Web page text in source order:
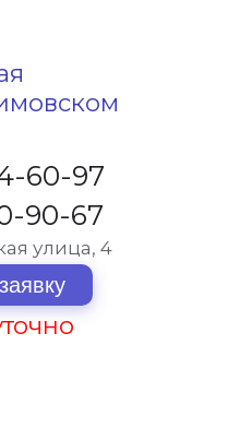
60-97
90-67
улица, 4